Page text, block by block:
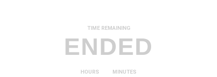
ENDED
TIME REMAINING
HOURS MINUTES